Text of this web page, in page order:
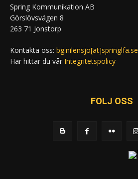
Spring Kommunikation AB
Görslövsvägen 8
263 71 Jonstorp
Kontakta oss: bg.nilensjo[at]springlfa.se
Här hittar du vår Integritetspolicy
FÖLJ OSS